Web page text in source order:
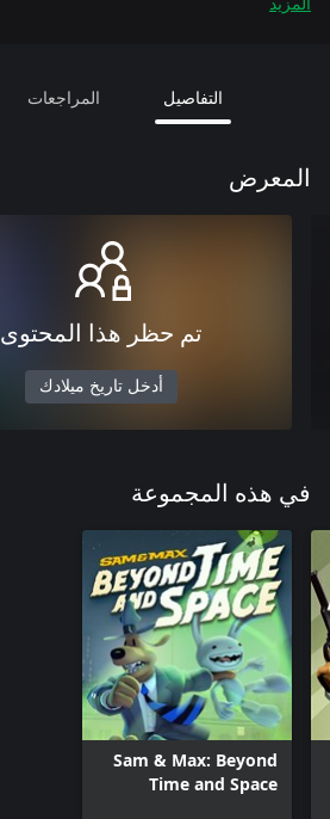
التفاصيل المراجعات
المعرض
تم حظر هذا المحتوى
أدخل تاريخ ميلادك
في هذه المجموعة
Sam & Max: Beyond
Time and Space